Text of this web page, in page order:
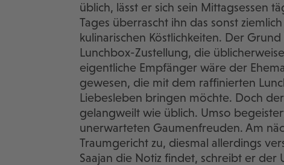
üblich, lässt er sich sein Mittagsessen
Tages überrascht ihn das sonst
kulinarischen Köstlichkeiten. Der
Lunchbox-Zustellung, die
eigentliche Empfänger wäre der
gewesen, die mit dem raffinierten
Liebesleben bringen möchte. Doch
gelangweilt wie üblich. Umso
unerwarteten Gaumenfreuden. Am
Traumgericht zu, diesmal allerdings
Saajan die Notiz findet, schreibt er